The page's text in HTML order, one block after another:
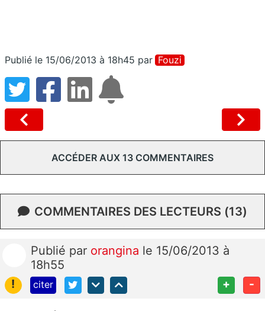
Publié le 15/06/2013 à 18h45 par Fouzi
ACCÉDER AUX 13 COMMENTAIRES
COMMENTAIRES DES LECTEURS (13)
Publié par orangina le 15/06/2013 à
18h55
!
citer + -